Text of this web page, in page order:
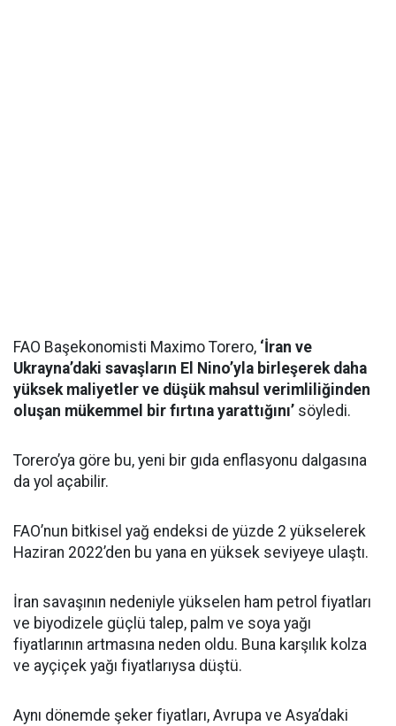
FAO Başekonomisti Maximo Torero, ‘İran ve
Ukrayna’daki savaşların El Nino’yla birleşerek daha
yüksek maliyetler ve düşük mahsul verimliliğinden
oluşan mükemmel bir fırtına yarattığını’ söyledi.
Torero’ya göre bu, yeni bir gıda enflasyonu dalgasına
da yol açabilir.
FAO’nun bitkisel yağ endeksi de yüzde 2 yükselerek
Haziran 2022’den bu yana en yüksek seviyeye ulaştı.
İran savaşının nedeniyle yükselen ham petrol fiyatları
ve biyodizele güçlü talep, palm ve soya yağı
fiyatlarının artmasına neden oldu. Buna karşılık kolza
ve ayçiçek yağı fiyatlarıysa düştü.
Aynı dönemde şeker fiyatları, Avrupa ve Asya’daki